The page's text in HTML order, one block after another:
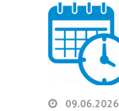
09.06.2026